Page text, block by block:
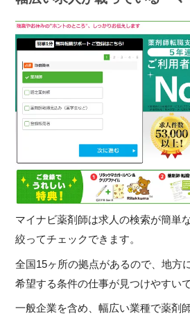
マイナビ薬剤師は求人の検索が簡単
絞ってチェックできます。
全国15ヶ所の拠点があるので、地方
希望する条件の仕事が見つけやすい
一般企業を含め、幅広い業種で薬剤